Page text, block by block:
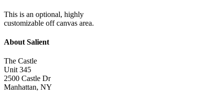
This is an optional, highly
customizable off canvas area.
About Salient
The Castle
Unit 345
2500 Castle Dr
Manhattan, NY